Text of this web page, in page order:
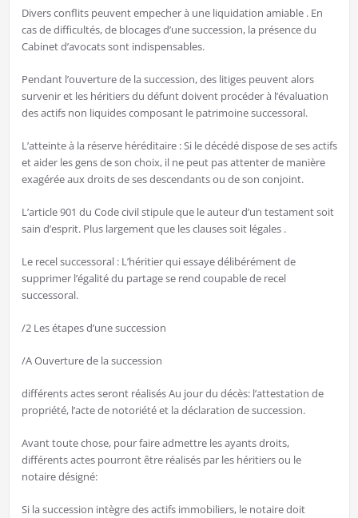
Divers conflits peuvent empecher à une liquidation amiable . En
cas de difficultés, de blocages d’une succession, la présence du
Cabinet d’avocats sont indispensables.
Pendant l’ouverture de la succession, des litiges peuvent alors
survenir et les héritiers du défunt doivent procéder à l’évaluation
des actifs non liquides composant le patrimoine successoral.
L’atteinte à la réserve héréditaire : Si le décédé dispose de ses actifs
et aider les gens de son choix, il ne peut pas attenter de manière
exagérée aux droits de ses descendants ou de son conjoint.
L’article 901 du Code civil stipule que le auteur d’un testament soit
sain d’esprit. Plus largement que les clauses soit légales .
Le recel successoral : L’héritier qui essaye délibérément de
supprimer l’égalité du partage se rend coupable de recel
successoral.
/2 Les étapes d’une succession
/A Ouverture de la succession
différents actes seront réalisés Au jour du décès: l’attestation de
propriété, l’acte de notoriété et la déclaration de succession.
Avant toute chose, pour faire admettre les ayants droits,
différents actes pourront être réalisés par les héritiers ou le
notaire désigné:
Si la succession intègre des actifs immobiliers, le notaire doit